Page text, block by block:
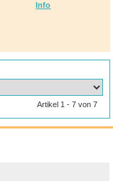
Info
Artikel 1 - 7 von 7